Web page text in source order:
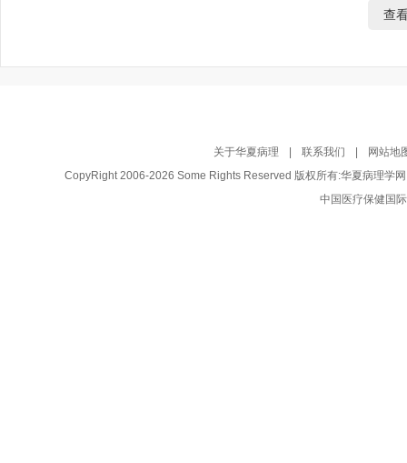
查
关于华夏病理 联系我们
网站地
CopyRight 2006-2026 Some Rights Reserved 版权所有:华夏病理学
中国医疗保健国